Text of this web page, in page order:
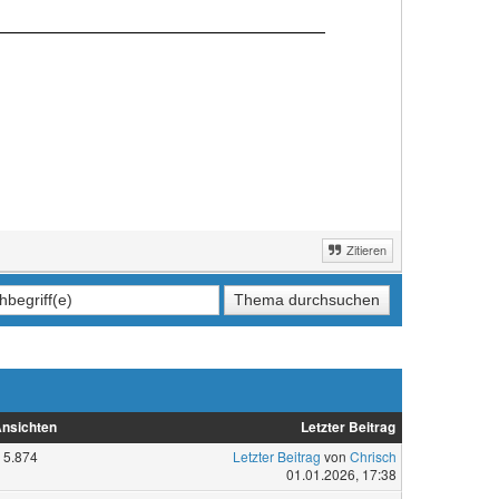
Zitieren
Letzter Beitrag
5.874 Letzter Beitrag von Chrisch
01.01.2026, 17:38